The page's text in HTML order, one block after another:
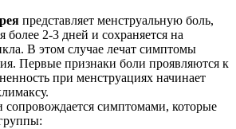
представляет менструальную боль,
более 2-3 дней и сохраняется на
В этом случае лечат симптомы
Первые признаки боли проявляются к
при менструациях начинает
сопровождается симптомами, которые